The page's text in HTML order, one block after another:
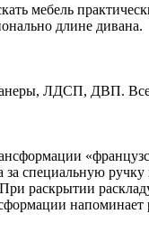
мебель
длине дивана.
ЛДСП, ДВП. Все
специальную
раскрытии
напоминает